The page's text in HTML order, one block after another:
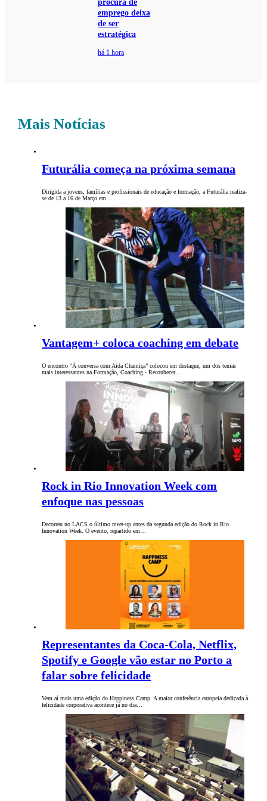
procura de
emprego deixa
de ser
estratégica
há 1 hora
Mais Notícias
Futurália começa na próxima semana
Dirigida a jovens, famílias e profissionais de educação e formação, a Futurália realiza-
se de 13 a 16 de Março em…
Vantagem+ coloca coaching em debate
O encontro “À conversa com Aida Chamiça” colocou em destaque, um dos temas
mais interessantes na Formação, Coaching - Reconhecer…
Rock in Rio Innovation Week com
enfoque nas pessoas
Decorreu no LACS o último meet-up antes da segunda edição do Rock in Rio
Innovation Week. O evento, repartido em…
Representantes da Coca-Cola, Netflix,
Spotify e Google vão estar no Porto a
falar sobre felicidade
Vem aí mais uma edição do Happiness Camp. A maior conferência europeia dedicada à
felicidade corporativa acontece já no dia…